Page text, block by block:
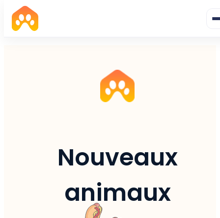
Nouveaux
animaux